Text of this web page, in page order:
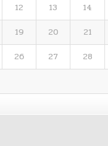
12 13 14
19 20 21
26 27 28